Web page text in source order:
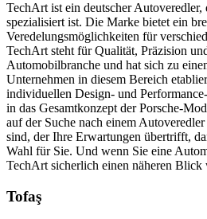
TechArt ist ein deutscher Autoveredler,
spezialisiert ist. Die Marke bietet ein
Veredelungsmöglichkeiten für
TechArt steht für Qualität, Präzision
Automobilbranche und hat sich zu
Unternehmen in diesem Bereich
individuellen Design- und
in das Gesamtkonzept der Porsche-
auf der Suche nach einem
sind, der Ihre Erwartungen übertrifft,
Wahl für Sie. Und wenn Sie eine
TechArt sicherlich einen näheren Blick
Tofaş